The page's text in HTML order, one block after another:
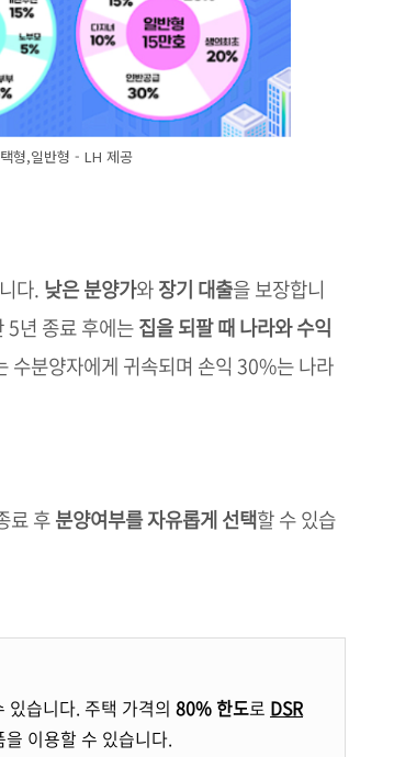
형,일반형 - LH 제공
다. 낮은 분양가와장기 대출을 보장합니
5년 종료 후에는집을 되팔 때 나라와 수익
수분양자에게 귀속되며 손익 30%는 나라
료 후분양여부를 자유롭게 선택할 수 있습
있습니다. 주택 가격의 80% 한도로 DSR
을 이용할 수 있습니다.